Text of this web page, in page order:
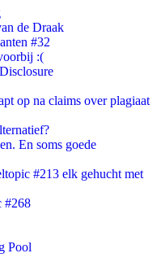
de Draak
#32
:(
op na claims over plagiaat
En soms goede
#213 elk gehucht met
#268
Pool